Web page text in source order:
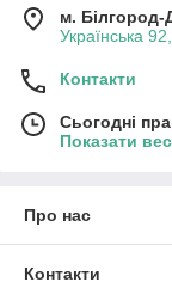
м. Білгород-
Українська
Контакти
Сьогодні
Показати
Про нас
Контакти